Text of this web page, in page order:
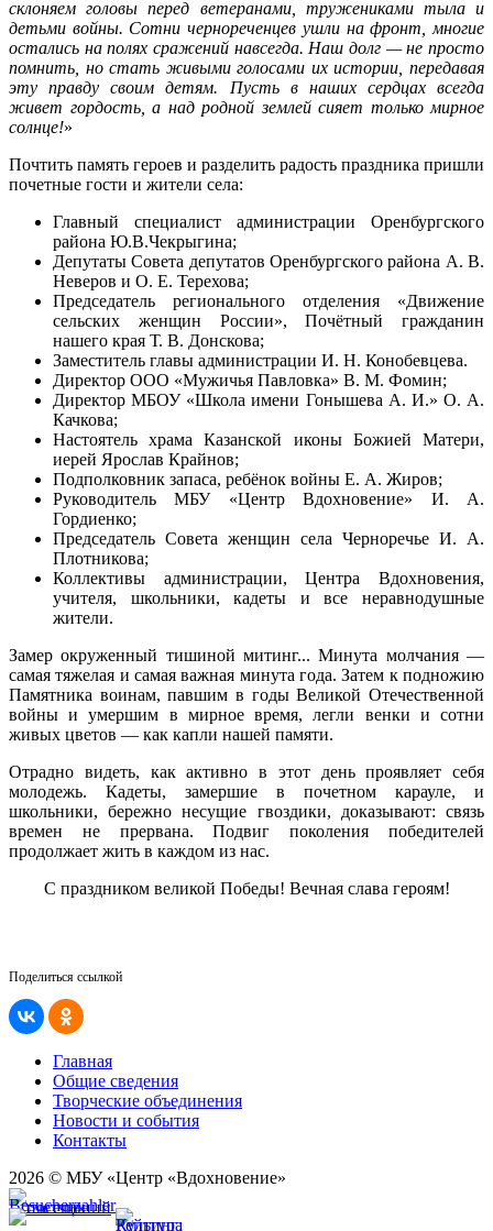
склоняем головы перед ветеранами, тружениками тыла и
детьми войны. Сотни чернореченцев ушли на фронт, многие
остались на полях сражений навсегда. Наш долг — не просто
помнить, но стать живыми голосами их истории, передавая
эту правду своим детям. Пусть в наших сердцах всегда
живет гордость, а над родной землей сияет только мирное
солнце!»
Почтить память героев и разделить радость праздника пришли
почетные гости и жители села:
Главный специалист администрации Оренбургского
района Ю.В.Чекрыгина;
Депутаты Совета депутатов Оренбургского района А. В.
Неверов и О. Е. Терехова;
Председатель регионального отделения «Движение
сельских женщин России», Почётный гражданин
нашего края Т. В. Донскова;
Заместитель главы администрации И. Н. Конобевцева.
Директор ООО «Мужичья Павловка» В. М. Фомин;
Директор МБОУ «Школа имени Гонышева А. И.» О. А.
Качкова;
Настоятель храма Казанской иконы Божией Матери,
иерей Ярослав Крайнов;
Подполковник запаса, ребёнок войны Е. А. Жиров;
Руководитель МБУ «Центр Вдохновение» И. А.
Гордиенко;
Председатель Совета женщин села Черноречье И. А.
Плотникова;
Коллективы администрации, Центра Вдохновения,
учителя, школьники, кадеты и все неравнодушные
жители.
Замер окруженный тишиной митинг... Минута молчания —
самая тяжелая и самая важная минута года. Затем к подножию
Памятника воинам, павшим в годы Великой Отечественной
войны и умершим в мирное время, легли венки и сотни
живых цветов — как капли нашей памяти.
Отрадно видеть, как активно в этот день проявляет себя
молодежь. Кадеты, замершие в почетном карауле, и
школьники, бережно несущие гвоздики, доказывают: связь
времен не прервана. Подвиг поколения победителей
продолжает жить в каждом из нас.
С праздником великой Победы! Вечная слава героям!
Поделиться ссылкой
Главная
Общие сведения
Творческие объединения
Новости и события
Контакты
2026 © МБУ «Центр «Вдохновение»